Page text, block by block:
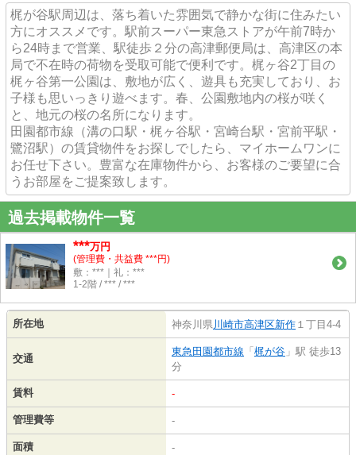
梶が谷駅周辺は、落ち着いた雰囲気で静かな街に住みたい
方にオススメです。駅前スーパー東急ストアが午前7時か
ら24時まで営業、駅徒歩２分の高津郵便局は、高津区の本
局で不在時の荷物を受取可能で便利です。梶ヶ谷2丁目の
梶ヶ谷第一公園は、敷地が広く、遊具も充実しており、お
子様も思いっきり遊べます。春、公園敷地内の桜が咲く
と、地元の桜の名所になります。
田園都市線（溝の口駅・梶ヶ谷駅・宮崎台駅・宮前平駅・
鷺沼駅）の賃貸物件をお探しでしたら、マイホームワンに
お任せ下さい。豊富な在庫物件から、お客様のご要望に合
うお部屋をご提案致します。
過去掲載物件一覧
***万円
(管理費・共益費 ***円)
敷：***｜礼：***
1-2階 / *** / ***
所在地 神奈川県川崎市高津区新作 １丁目4-4
交通
東急田園都市線 「 梶が谷 」駅 徒歩13
分
賃料 -
管理費等 -
面積 -